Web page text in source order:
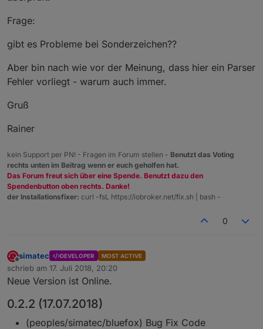
Frage:
gibt es Probleme bei Sonderzeichen??
Aber bin nach wie vor der Meinung, dass hier ein Parser
Fehler vorliegt - warum auch immer.
Gruß
Rainer
kein Support per PN! - Fragen im Forum stellen - Benutzt das Voting
rechts unten im Beitrag wenn er euch geholfen hat.
Das Forum freut sich über eine Spende. Benutzt dazu den
Spendenbutton oben rechts. Danke!
der Installationsfixer: curl -fsL https://iobroker.net/fix.sh | bash -
0
Offline
simatec DEVELOPER MOST ACTIVE
schrieb am 17. Juli 2018, 20:20
zuletzt editiert von
Neue Version ist Online.
0.2.2 (17.07.2018)
(peoples/simatec/bluefox) Bug Fix Code